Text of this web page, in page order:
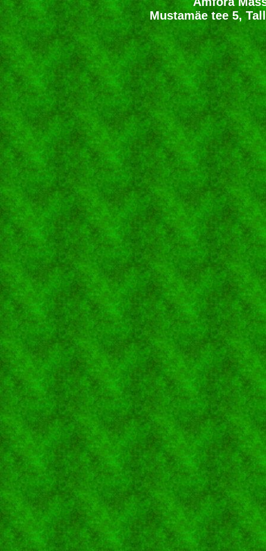
Mustamäe tee 5,